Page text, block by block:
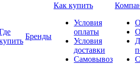
Бренды
Как купить
Условия
оплаты
Условия
доставки
Самовывоз